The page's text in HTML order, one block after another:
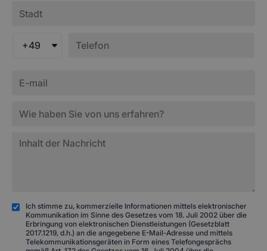
+49
Ich stimme zu, kommerzielle Informationen mittels elektronischer
Kommunikation im Sinne des Gesetzes vom 18. Juli 2002 über die
Erbringung von elektronischen Dienstleistungen (Gesetzblatt
2017.1219, d.h.) an die angegebene E-Mail-Adresse und mittels
Telekommunikationsgeräten in Form eines Telefongesprächs